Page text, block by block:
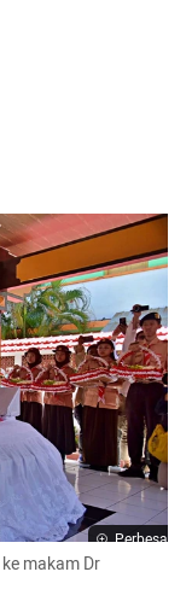
Perbesar
makam Dr